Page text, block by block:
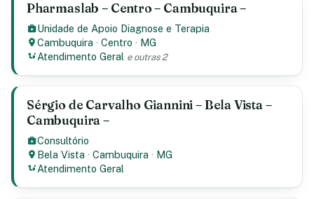
Pharmaslab – Centro – Cambuquira –
Unidade de Apoio Diagnose e Terapia
Cambuquira ·Centro · MG
Atendimento Geral e outras 2
Sérgio de Carvalho Giannini – Bela Vista –
Cambuquira –
Consultório
Bela Vista ·Cambuquira · MG
Atendimento Geral